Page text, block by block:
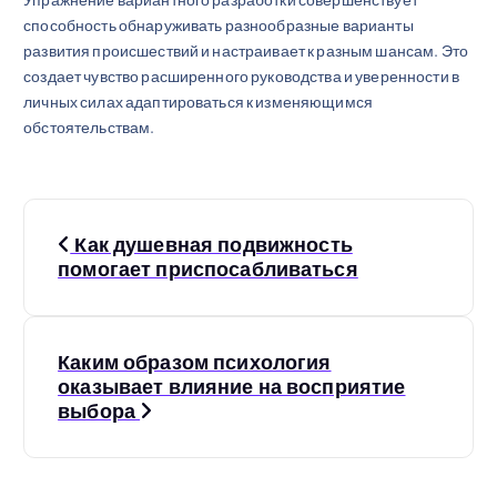
способность обнаруживать разнообразные варианты
развития происшествий и настраивает к разным шансам. Это
создает чувство расширенного руководства и уверенности в
личных силах адаптироваться к изменяющимся
обстоятельствам.
Как душевная подвижность
помогает приспосабливаться
Каким образом психология
оказывает влияние на восприятие
выбора